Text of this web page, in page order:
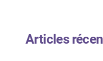
Articles